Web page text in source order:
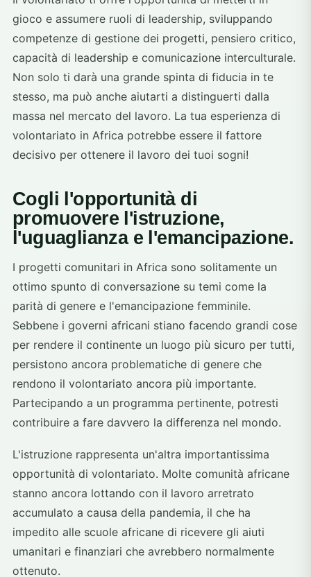
gioco e assumere ruoli di leadership, sviluppando
competenze di gestione dei progetti, pensiero critico,
capacità di leadership e comunicazione interculturale.
Non solo ti darà una grande spinta di fiducia in te
stesso, ma può anche aiutarti a distinguerti dalla
massa nel mercato del lavoro. La tua esperienza di
volontariato in Africa potrebbe essere il fattore
decisivo per ottenere il lavoro dei tuoi sogni!
Cogli l'opportunità di
promuovere l'istruzione,
l'uguaglianza e l'emancipazione.
I progetti comunitari in Africa sono solitamente un
ottimo spunto di conversazione su temi come la
parità di genere e l'emancipazione femminile.
Sebbene i governi africani stiano facendo grandi cose
per rendere il continente un luogo più sicuro per tutti,
persistono ancora problematiche di genere che
rendono il volontariato ancora più importante.
Partecipando a un programma pertinente, potresti
contribuire a fare davvero la differenza nel mondo.
L'istruzione rappresenta un'altra importantissima
opportunità di volontariato. Molte comunità africane
stanno ancora lottando con il lavoro arretrato
accumulato a causa della pandemia, il che ha
impedito alle scuole africane di ricevere gli aiuti
umanitari e finanziari che avrebbero normalmente
ottenuto.